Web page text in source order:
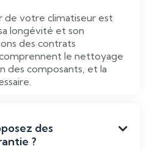
de votre climatiseur est
longévité et son
des contrats
le nettoyage
des composants, et la
des
?
